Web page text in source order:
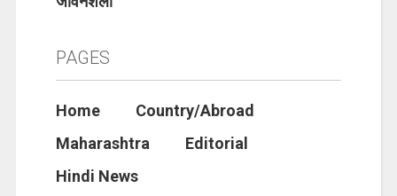
PAGES
Home
Country/Abroad
Maharashtra
Editorial
Hindi News